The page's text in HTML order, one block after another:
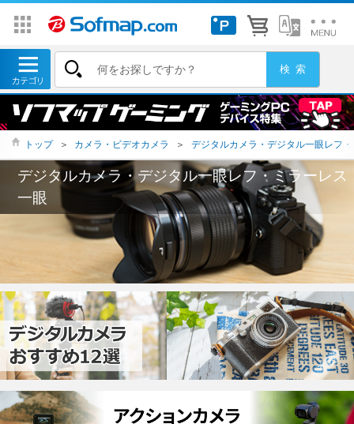
トップ ＞ カメラ・ビデオカメラ ＞ デジタルカメラ・デジタル一眼レフ
デジタルカメラ・デジタル一眼レフ・ミラーレス
一眼